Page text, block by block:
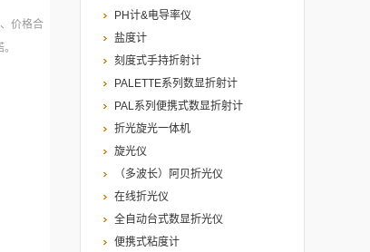
PH计&电导率仪
盐度计
刻度式手持折射计
PALETTE系列数显折射计
PAL系列便携式数显折射计
折光旋光一体机
旋光仪
（多波长）阿贝折光仪
在线折光仪
全自动台式数显折光仪
便携式粘度计
价格合